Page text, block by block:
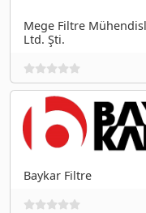
Mege Filtre
Ltd. Şti.
Baykar Filtre